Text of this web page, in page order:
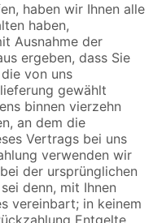
haben wir Ihnen alle
haben,
Ausnahme der
ergeben, dass Sie
von uns
gewählt
binnen vierzehn
an dem die
Vertrags bei uns
verwenden wir
der ursprünglichen
denn, mit Ihnen
vereinbart; in keinem